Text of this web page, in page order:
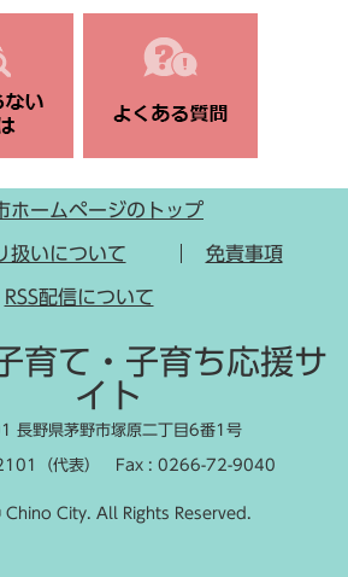
ホームページのトップ
扱いについて 免責事項
RSS配信について
育て・子育ち応援サ
イト
長野県茅野市塚原二丁目6番1号
（代表） Fax : 0266-72-9040
City. All Rights Reserved.